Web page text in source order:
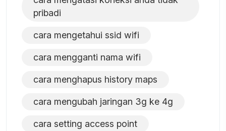
pribadi
cara mengetahui ssid wifi
cara mengganti nama wifi
cara menghapus history maps
cara mengubah jaringan 3g ke 4g
cara setting access point